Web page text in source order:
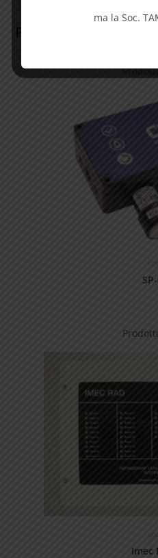
cpc
cpc
Imec
ma la Soc.